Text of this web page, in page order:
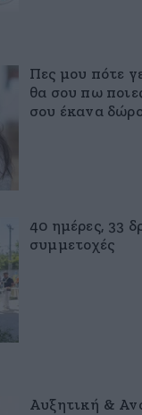
Πες μου πότε
θα σου πω
σου έκανα
40 ημέρες, 33
συμμετοχές
Αυξητική &